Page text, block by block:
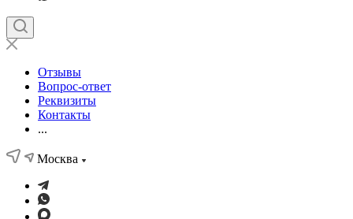
Отзывы
Вопрос-ответ
Реквизиты
Контакты
...
Москва